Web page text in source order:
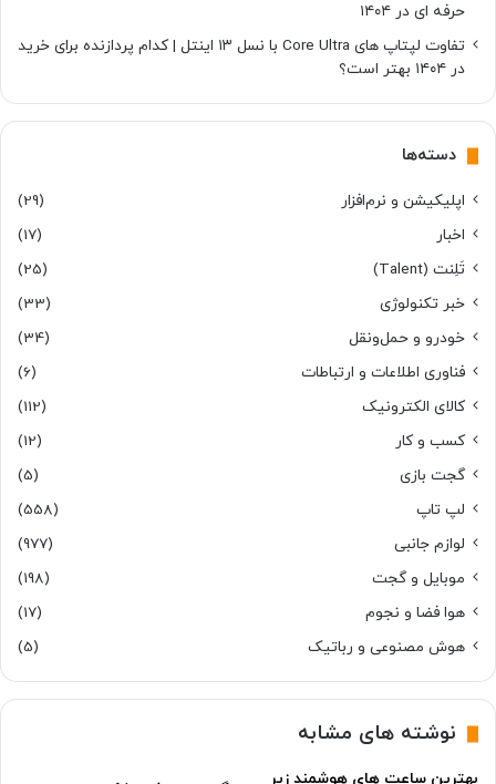
حرفه ای در ۱۴۰۴
تفاوت لپتاپ های Core Ultra با نسل ۱۳ اینتل | کدام پردازنده برای خرید
در ۱۴۰۴ بهتر است؟
دسته‌ها
اپلیکیشن و نرم‌افزار
(29)
اخبار
(17)
تَلِنت (Talent)
(25)
خبر تکنولوژی
(33)
خودرو و حمل‌و‌نقل
(34)
فناوری اطلاعات و ارتباطات
(6)
کالای الکترونیک
(112)
کسب و کار
(12)
گجت بازی
(5)
لپ تاپ
(558)
لوازم جانبی
(977)
موبایل و گجت
(198)
هوا فضا و نجوم
(17)
هوش مصنوعی و رباتیک
(5)
نوشته های مشابه
بهترین ساعت های هوشمند زیر